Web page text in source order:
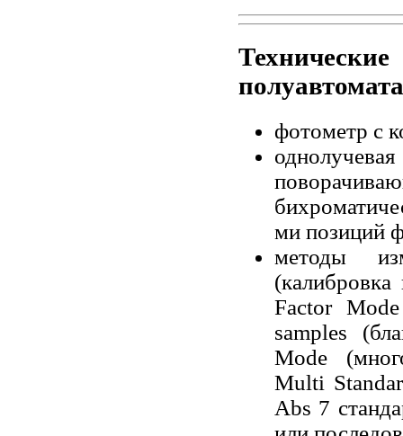
фотометр с
ми позиций
методы
Factor
samples
Mode
Multi
Abs 7